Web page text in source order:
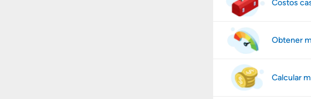
Costos
Obtener
Calcular